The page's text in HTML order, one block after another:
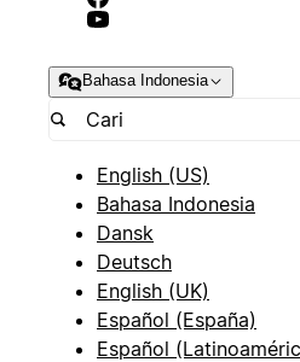
Bahasa Indonesia
English (US)
Bahasa Indonesia
Dansk
Deutsch
English (UK)
Español (España)
Español